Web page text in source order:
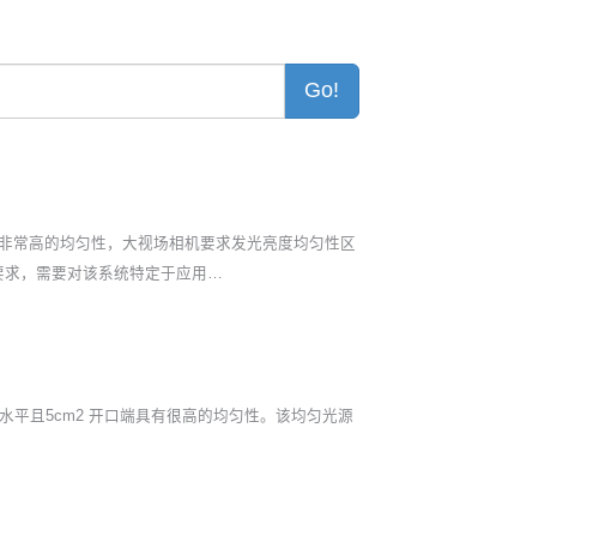
Go!
常高的均匀性，大视场相机要求发光亮度均匀性区
，需要对该系统特定于应用…
平且5cm2 开口端具有很高的均匀性。该均匀光源